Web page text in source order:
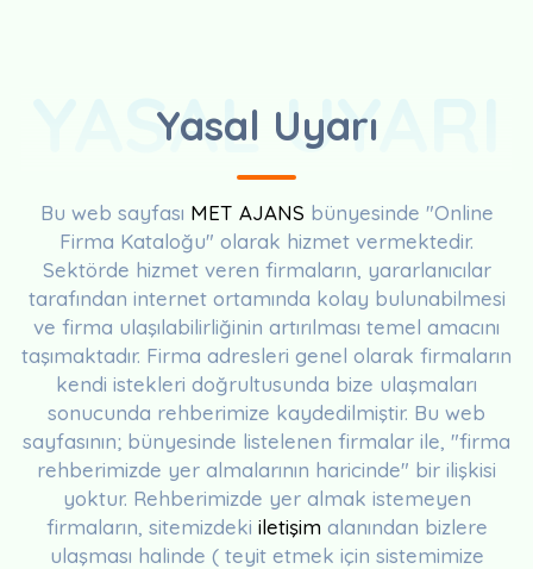
Yasal Uyarı
YASAL UYARI
Bu web sayfası MET AJANS bünyesinde "Online
Firma Kataloğu" olarak hizmet vermektedir.
Sektörde hizmet veren firmaların, yararlanıcılar
tarafından internet ortamında kolay bulunabilmesi
ve firma ulaşılabilirliğinin artırılması temel amacını
taşımaktadır. Firma adresleri genel olarak firmaların
kendi istekleri doğrultusunda bize ulaşmaları
sonucunda rehberimize kaydedilmiştir. Bu web
sayfasının; bünyesinde listelenen firmalar ile, "firma
rehberimizde yer almalarının haricinde" bir ilişkisi
yoktur. Rehberimizde yer almak istemeyen
firmaların, sitemizdeki iletişim alanından bizlere
ulaşması halinde ( teyit etmek için sistemimize